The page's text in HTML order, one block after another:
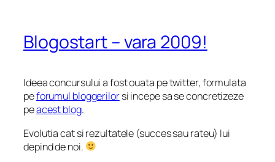
Blogostart – vara 2009!
Ideea concursului a fost ouata pe twitter, formulata
peforumul bloggerilorsi incepe sa se concretizeze
peacest blog.
Evolutia cat si rezultatele (succes sau rateu) lui
depind de noi.